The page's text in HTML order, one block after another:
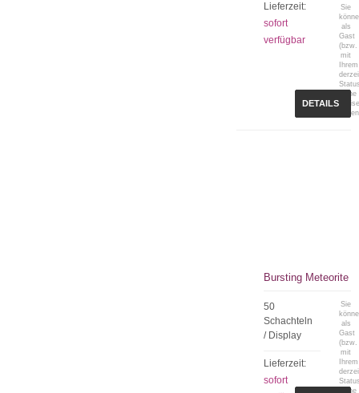
Lieferzeit:
sofort
verfügbar
Sie
als
Gast
(bzw.
mit
Ihrem
keine
DETAILS
Bursting Meteorite
50
Schachteln
/ Display
Lieferzeit:
sofort
Sie
als
Gast
(bzw.
mit
Ihrem
keine